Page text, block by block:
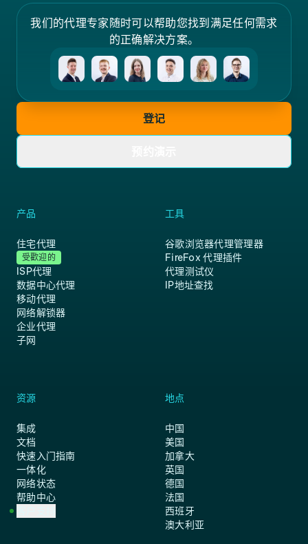
我们的代理专家随时可以帮助您找到满足任何需求
的正确解决方案。
登记
产品
住宅代理
受歡迎的
ISP代理
数据中心代理
移动代理
网络解锁器
企业代理
子网
工具
谷歌浏览器代理管理器
FireFox 代理插件
代理测试仪
IP地址查找
资源
集成
文档
快速入门指南
一体化
网络状态
帮助中心
地点
中国
美国
加拿大
英国
德国
法国
西班牙
澳大利亚